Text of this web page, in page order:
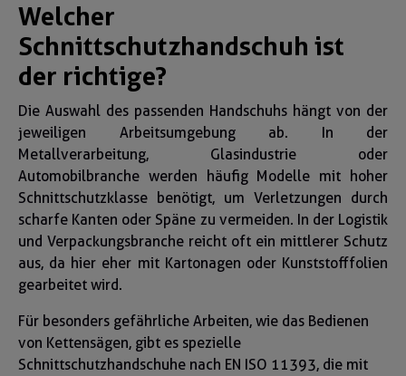
Welcher
Schnittschutzhandschuh ist
der richtige?
Die Auswahl des passenden Handschuhs hängt von der
jeweiligen Arbeitsumgebung ab. In der
Metallverarbeitung, Glasindustrie oder
Automobilbranche werden häufig Modelle mit hoher
Schnittschutzklasse benötigt, um Verletzungen durch
scharfe Kanten oder Späne zu vermeiden. In der Logistik
und Verpackungsbranche reicht oft ein mittlerer Schutz
aus, da hier eher mit Kartonagen oder Kunststofffolien
gearbeitet wird.
Für besonders gefährliche Arbeiten, wie das Bedienen
von Kettensägen, gibt es spezielle
Schnittschutzhandschuhe nach EN ISO 11393, die mit